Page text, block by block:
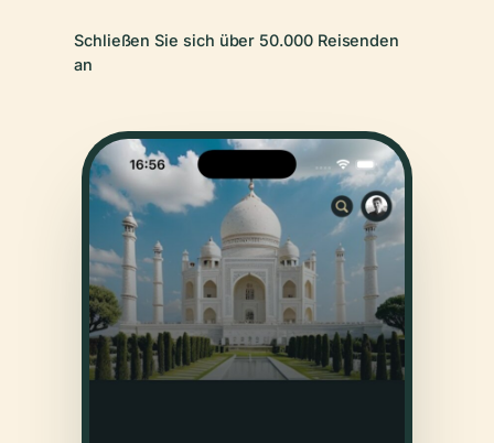
Schließen Sie sich über 50.000 Reisenden
an